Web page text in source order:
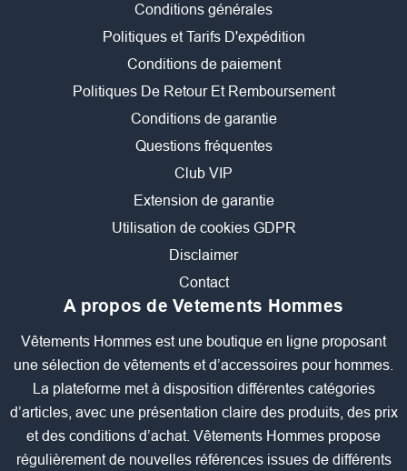
Conditions générales
Politiques et Tarifs D'expédition
Conditions de paiement
Politiques De Retour Et Remboursement
Conditions de garantie
Questions fréquentes
Club VIP
Extension de garantie
Utilisation de cookies GDPR
Disclaimer
Contact
A propos de Vetements Hommes
Vêtements Hommes est une boutique en ligne proposant
une sélection de vêtements et d’accessoires pour hommes.
La plateforme met à disposition différentes catégories
d’articles, avec une présentation claire des produits, des prix
et des conditions d’achat. Vêtements Hommes propose
régulièrement de nouvelles références issues de différents